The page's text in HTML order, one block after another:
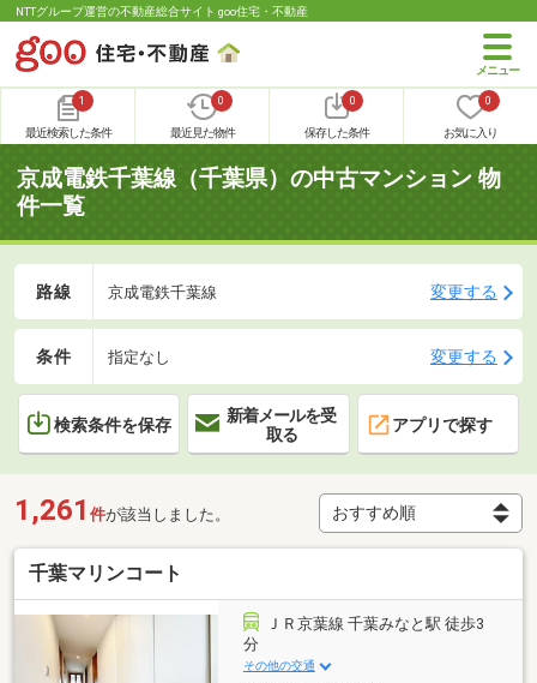
NTTグループ運営の不動産総合サイト goo住宅・不動産
1
最近検索した条件
0
最近見た物件
0
保存した条件
0
お気に入り
京成電鉄千葉線（千葉県）の中古マンション 物
件一覧
路線 京成電鉄千葉線 変更する
条件 指定なし 変更する
検索条件を保存
新着メールを受
取る
アプリで探す
1,261 件が該当しました。
千葉マリンコート
ＪＲ京葉線 千葉みなと駅 徒歩3
分
その他の交通